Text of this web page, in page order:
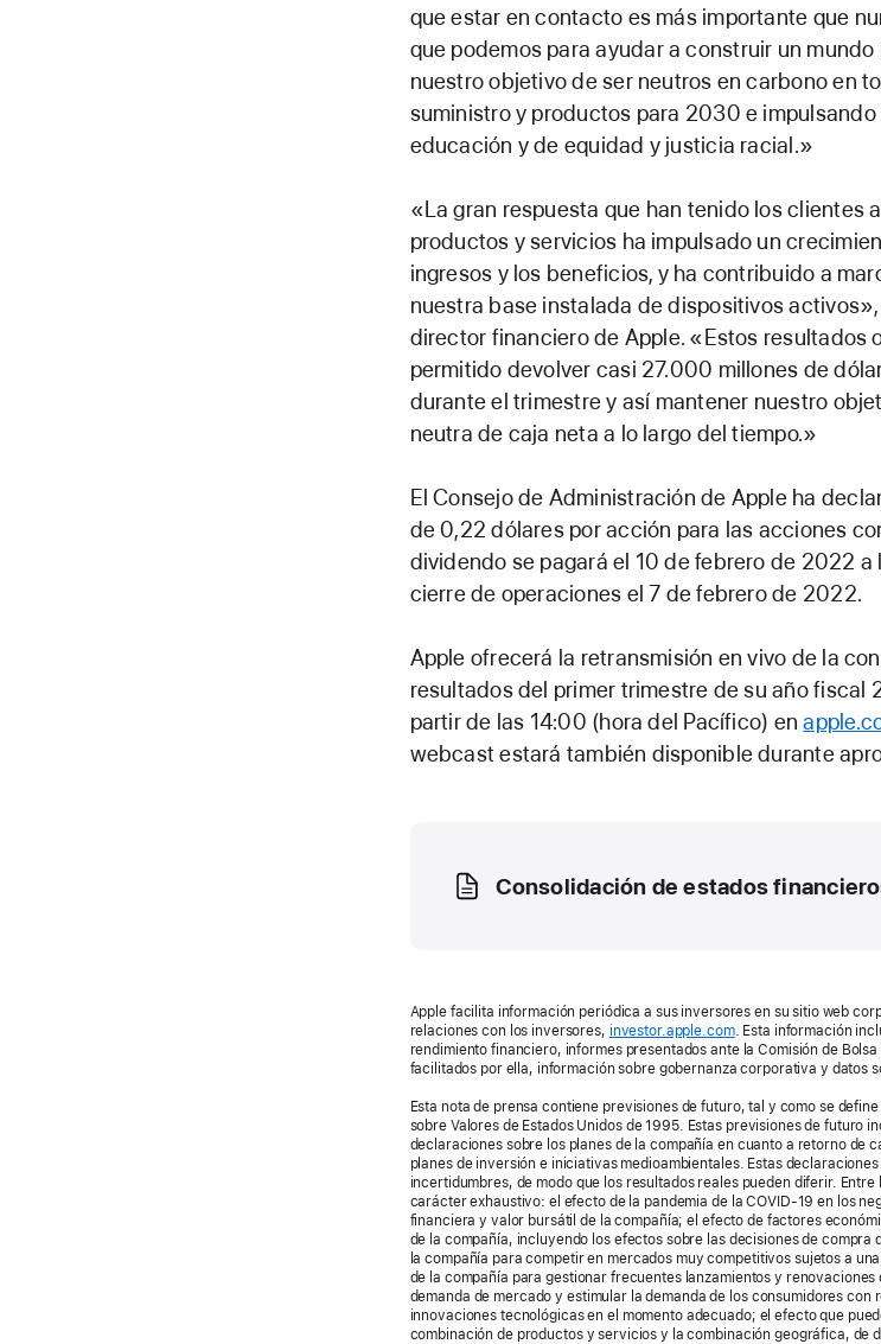
que estar en contacto es más importante que
que podemos para ayudar a construir un
nuestro objetivo de ser neutros en carbono en
suministro y productos para 2030 e
educación y de equidad y justicia racial.»
«La gran respuesta que han tenido los clientes
productos y servicios ha impulsado un
ingresos y los beneficios, y ha contribuido a
nuestra base instalada de dispositivos
director financiero de Apple. «Estos resultados
permitido devolver casi 27.000 millones de
durante el trimestre y así mantener nuestro
neutra de caja neta a lo largo del tiempo.»
El Consejo de Administración de Apple ha
de 0,22 dólares por acción para las acciones
dividendo se pagará el 10 de febrero de 2022
cierre de operaciones el 7 de febrero de 2022.
Apple ofrecerá la retransmisión en vivo de la
resultados del primer trimestre de su año fiscal
partir de las 14:00 (hora del Pacífico) en
webcast estará también disponible durante
Consolidación de estados
Apple facilita información periódica a sus inversores en su sitio web
relaciones con los inversores, investor.apple.com. Esta información
rendimiento financiero, informes presentados ante la Comisión de
facilitados por ella, información sobre gobernanza corporativa y datos
Esta nota de prensa contiene previsiones de futuro, tal y como se
sobre Valores de Estados Unidos de 1995. Estas previsiones de futuro
declaraciones sobre los planes de la compañía en cuanto a retorno de
planes de inversión e iniciativas medioambientales. Estas
incertidumbres, de modo que los resultados reales pueden diferir.
carácter exhaustivo: el efecto de la pandemia de la COVID-19 en los
financiera y valor bursátil de la compañía; el efecto de factores
de la compañía, incluyendo los efectos sobre las decisiones de
la compañía para competir en mercados muy competitivos sujetos a
de la compañía para gestionar frecuentes lanzamientos y
demanda de mercado y estimular la demanda de los consumidores
innovaciones tecnológicas en el momento adecuado; el efecto que
combinación de productos y servicios y la combinación geográfica, de